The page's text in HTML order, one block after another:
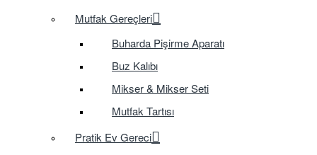
Mutfak Gereçleri
Buharda Pişirme Aparatı
Buz Kalıbı
Mikser & Mikser Seti
Mutfak Tartısı
Pratik Ev Gereci